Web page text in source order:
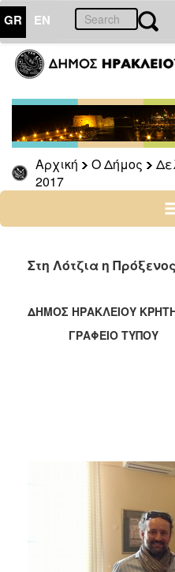
GR EN
Αρχική Ο Δήμος
2017
ΔΗΜΟΣ
Δελτία
Τύπου
Αρχείο
2026
2025
2022
2020
2019
Στη Λότζια η
ΔΗΜΟΣ ΗΡΑΚΛΕΙΟΥ
ΓΡΑΦΕΙΟ ΤΥΠΟΥ